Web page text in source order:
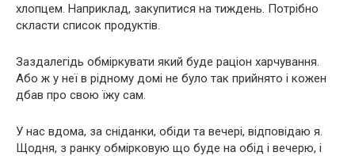
хлопцем. Наприклад, закупитися на тиждень. Потрібно
скласти список продуктів.
Заздалегідь обміркувати який буде раціон харчування.
Або ж у неї в рідному домі не було так прийнято і кожен
дбав про свою їжу сам.
У нас вдома, за сніданки, обіди та вечері, відповідаю я.
Щодня, з ранку обмірковую що буде на обід і вечерю, і